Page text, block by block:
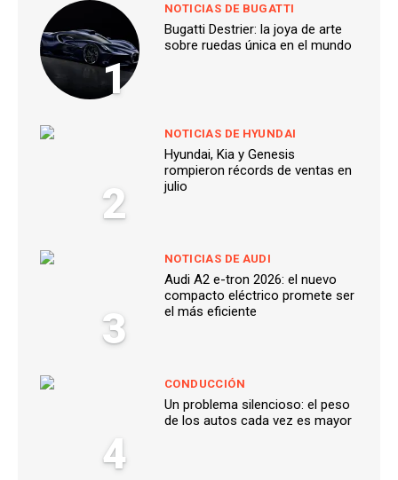
1
NOTICIAS DE BUGATTI
Bugatti Destrier: la joya de arte
sobre ruedas única en el mundo
2
NOTICIAS DE HYUNDAI
Hyundai, Kia y Genesis
rompieron récords de ventas en
julio
3
NOTICIAS DE AUDI
Audi A2 e-tron 2026: el nuevo
compacto eléctrico promete ser
el más eficiente
4
CONDUCCIÓN
Un problema silencioso: el peso
de los autos cada vez es mayor